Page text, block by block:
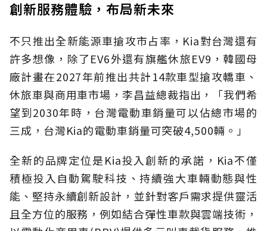
創新服務體驗，布局新未來
不只推出全新能源車搶攻市占率，Kia對台灣還有
許多想像，除了EV6外還有旗艦休旅EV9，韓國母
廠計畫在2027年前推出共計14款車型搶攻轎車、
休旅車與商用車市場，李昌益總裁指出，「我們希
望到2030年時，台灣電動車銷量可以佔總市場的
三成，台灣Kia的電動車銷量可突破4,500輛。」
全新的品牌定位是Kia投入創新的承諾，Kia不僅
積極投入自動駕駛科技、持續強大車輛動態與性
能、堅持永續創新設計，並針對客戶需求提供靈活
且全方位的服務，例如結合彈性車款與雲端技術，